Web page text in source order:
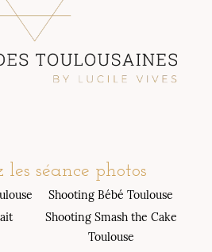
les séance photos
Shooting Bébé Toulouse
Shooting Smash the Cake
Toulouse